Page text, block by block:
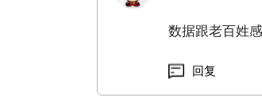
数据跟老百姓
回复